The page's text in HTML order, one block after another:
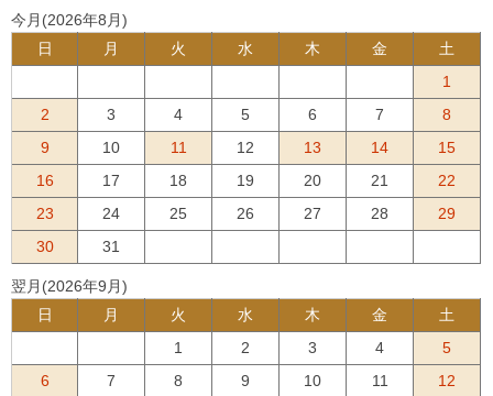
今月(2026年8月)
日
月 火 水 木 金
土
1
2
3 4 5 6 7
8
9
10 11 12 13 14
15
16
17 18 19 20 21
22
23
24 25 26 27 28
29
30
31
翌月(2026年9月)
日
月 火 水 木 金
土
1
2 3 4
5
6
7 8 9 10 11
12